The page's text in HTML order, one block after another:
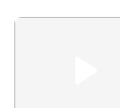
— но